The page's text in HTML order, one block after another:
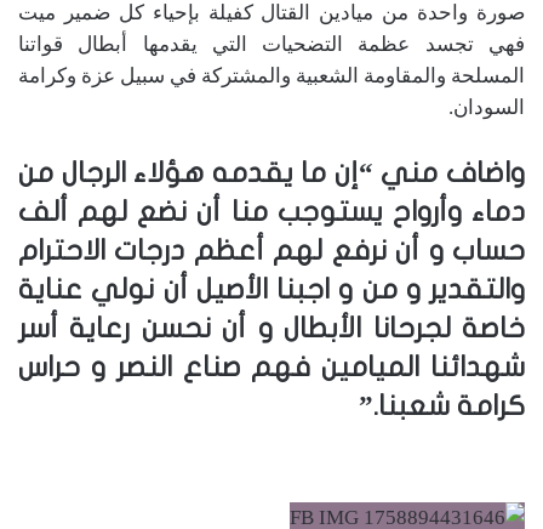
صورة واحدة من ميادين القتال كفيلة بإحياء كل ضمير ميت
فهي تجسد عظمة التضحيات التي يقدمها أبطال قواتنا
المسلحة والمقاومة الشعبية والمشتركة في سبيل عزة وكرامة
السودان.
واضاف مني “إن ما يقدمه هؤلاء الرجال من
دماء وأرواح يستوجب منا أن نضع لهم ألف
حساب و أن نرفع لهم أعظم درجات الاحترام
والتقدير و من و اجبنا الأصيل أن نولي عناية
خاصة لجرحانا الأبطال و أن نحسن رعاية أسر
شهدائنا الميامين فهم صناع النصر و حراس
كرامة شعبنا.”